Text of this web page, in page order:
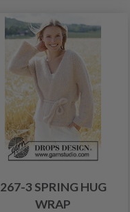
267-3 SPRING HUG
WRAP